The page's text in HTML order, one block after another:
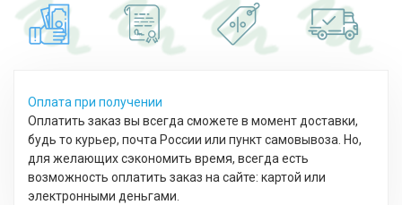
Оплата при получении
Оплатить заказ вы всегда сможете в момент доставки,
будь то курьер, почта России или пункт самовывоза. Но,
для желающих сэкономить время, всегда есть
возможность оплатить заказ на сайте: картой или
электронными деньгами.